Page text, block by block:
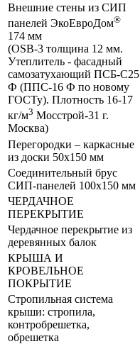
Внешние стены из СИП
панелей ЭкоЕвроДом®
174 мм
(OSB-3 толщина 12 мм.
Утеплитель - фасадный
самозатухающий ПСБ-С25
Ф (ППС-16 Ф по новому
ГОСТу). Плотность 16-17
кг/м3 Мосстрой-31 г.
Москва)
Перегородки – каркасные
из доски 50х150 мм
Соединительный брус
СИП-панелей 100х150 мм
ЧЕРДАЧНОЕ
ПЕРЕКРЫТИЕ
Чердачное перекрытие из
деревянных балок
КРЫША И
КРОВЕЛЬНОЕ
ПОКРЫТИЕ
Стропильная система
крыши: стропила,
контробрешетка,
обрешетка